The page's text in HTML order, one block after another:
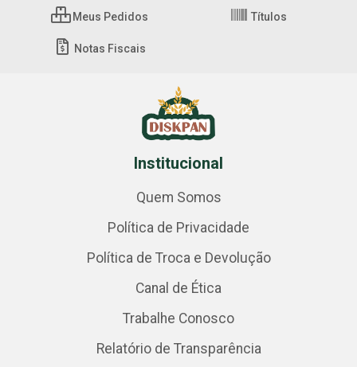
Meus Pedidos Títulos
Notas Fiscais
Institucional
Quem Somos
Política de Privacidade
Política de Troca e Devolução
Canal de Ética
Trabalhe Conosco
Relatório de Transparência